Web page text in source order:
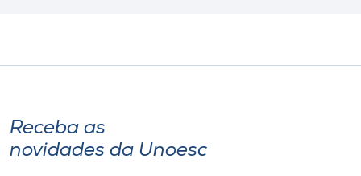
Receba as
novidades da Unoesc